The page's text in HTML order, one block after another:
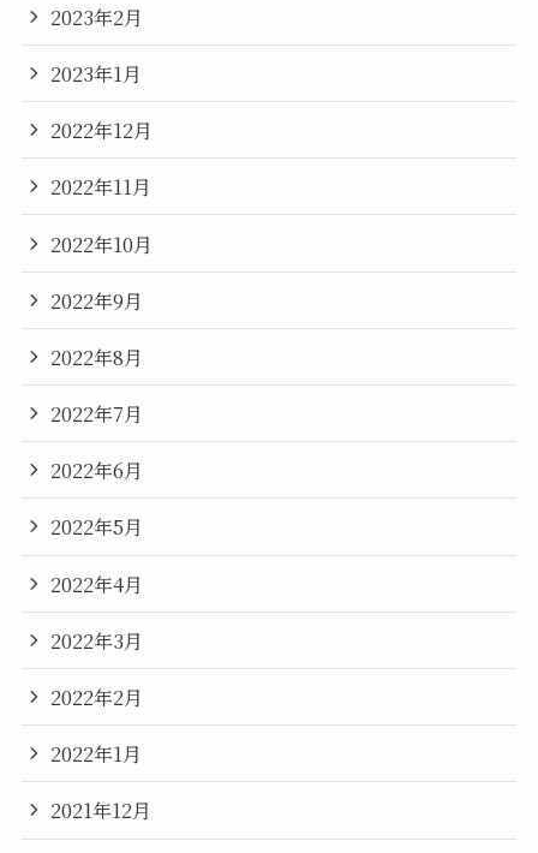
2023年2月
2023年1月
2022年12月
2022年11月
2022年10月
2022年9月
2022年8月
2022年7月
2022年6月
2022年5月
2022年4月
2022年3月
2022年2月
2022年1月
2021年12月